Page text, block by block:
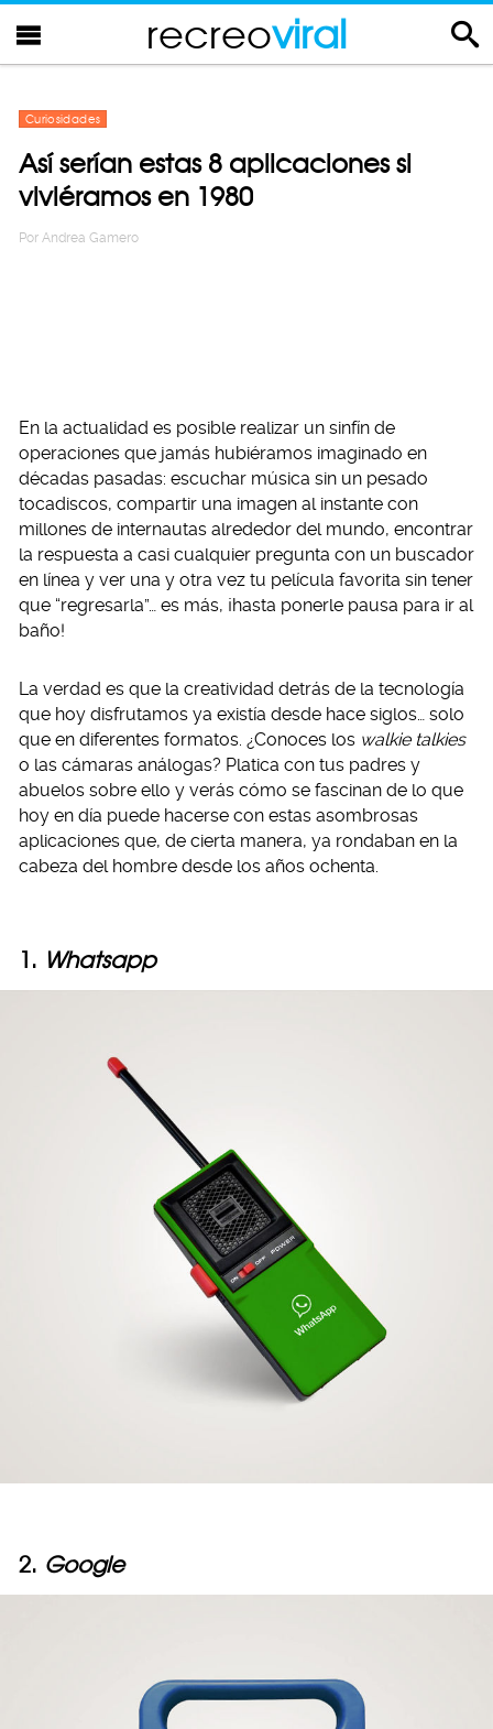
recreoviral
Curiosidades
Así serían estas 8 aplicaciones si
viviéramos en 1980
Por Andrea Gamero
En la actualidad es posible realizar un sinfín de
operaciones que jamás hubiéramos imaginado en
décadas pasadas: escuchar música sin un pesado
tocadiscos, compartir una imagen al instante con
millones de internautas alrededor del mundo, encontrar
la respuesta a casi cualquier pregunta con un buscador
en línea y ver una y otra vez tu película favorita sin tener
que “regresarla”… es más, ¡hasta ponerle pausa para ir al
baño!
La verdad es que la creatividad detrás de la tecnología
que hoy disfrutamos ya existía desde hace siglos… solo
que en diferentes formatos. ¿Conoces los walkie talkies
o las cámaras análogas? Platica con tus padres y
abuelos sobre ello y verás cómo se fascinan de lo que
hoy en día puede hacerse con estas asombrosas
aplicaciones que, de cierta manera, ya rondaban en la
cabeza del hombre desde los años ochenta.
1. Whatsapp
2. Google